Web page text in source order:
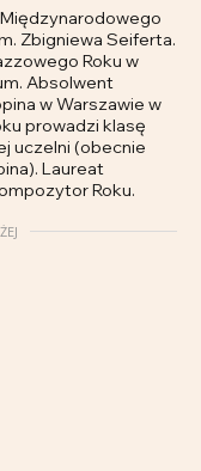
Zbigniewa Seiferta.
Roku w
Absolwent
w Warszawie w
prowadzi klasę
uczelni (obecnie
Laureat
Roku.